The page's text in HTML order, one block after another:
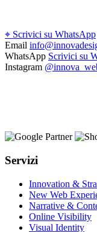
⌖ Scrivici su WhatsApp
Email
WhatsApp Scrivici su
Instagram
Servizi
Innovation &
New Web
Narrative &
Online Visibility
Visual Identity